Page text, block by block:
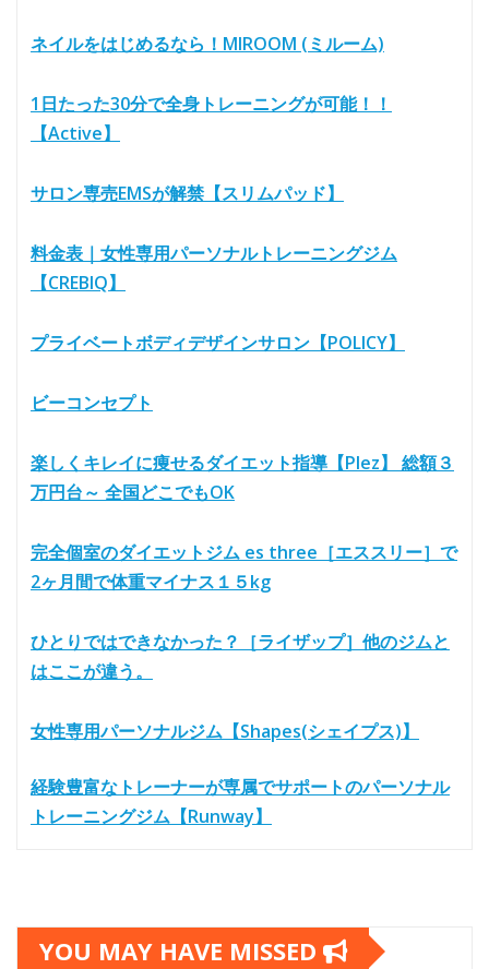
ネイルをはじめるなら！MIROOM (ミルーム)
1日たった30分で全身トレーニングが可能！！
【Active】
サロン専売EMSが解禁【スリムパッド】
料金表｜女性専用パーソナルトレーニングジム
【CREBIQ】
プライベートボディデザインサロン【POLICY】
ビーコンセプト
楽しくキレイに痩せるダイエット指導【Plez】 総額３
万円台～ 全国どこでもOK
完全個室のダイエットジム es three［エススリー］で
2ヶ月間で体重マイナス１５kg
ひとりではできなかった？［ライザップ］他のジムと
はここが違う。
女性専用パーソナルジム【Shapes(シェイプス)】
経験豊富なトレーナーが専属でサポートのパーソナル
トレーニングジム【Runway】
YOU MAY HAVE MISSED